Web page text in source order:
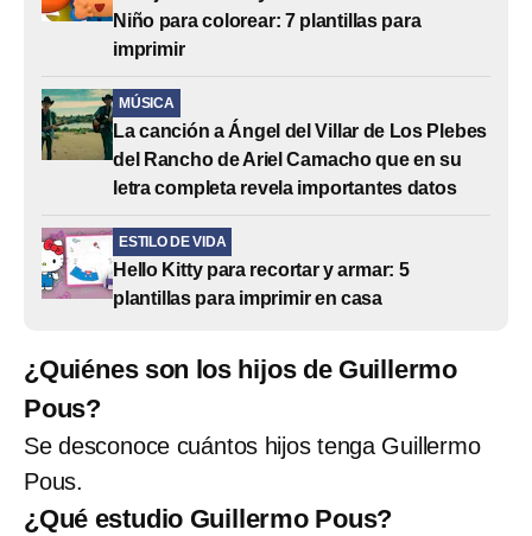
Niño para colorear: 7 plantillas para
imprimir
MÚSICA
La canción a Ángel del Villar de Los Plebes
del Rancho de Ariel Camacho que en su
letra completa revela importantes datos
ESTILO DE VIDA
Hello Kitty para recortar y armar: 5
plantillas para imprimir en casa
¿Quiénes son los hijos de Guillermo
Pous?
Se desconoce cuántos hijos tenga Guillermo
Pous.
¿Qué estudio Guillermo Pous?